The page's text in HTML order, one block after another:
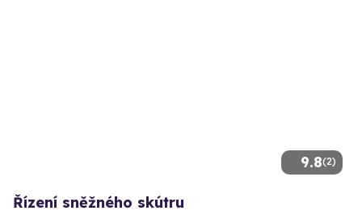
9.8(2)
Řízení sněžného skútru